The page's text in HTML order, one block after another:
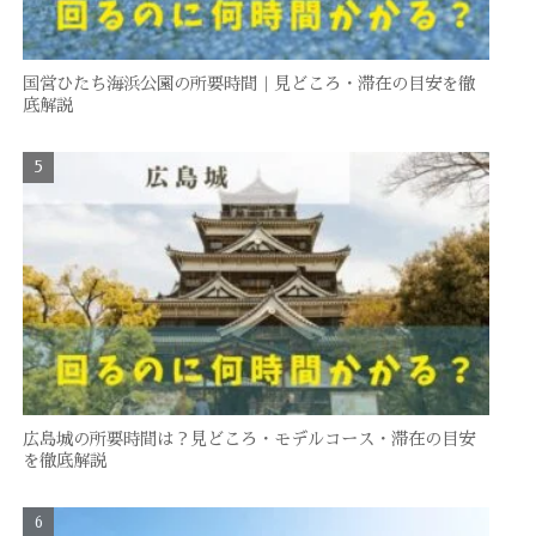
国営ひたち海浜公園の所要時間｜見どころ・滞在の目安を徹
底解説
広島城の所要時間は？見どころ・モデルコース・滞在の目安
を徹底解説